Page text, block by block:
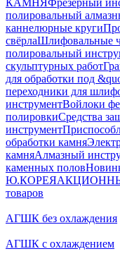
полировальный
каннелюрные круги
свёрлаШлифовальные
полировальный
скульптурных работ
для обработки под
переходники для
инструментВойлоки
полировкиСредства
инструмент
обработки камня
камняАлмазный
каменных полов
Ю.КОРЕЯ
товаров
АГШК без охлаждения
АГШК с охлаждением